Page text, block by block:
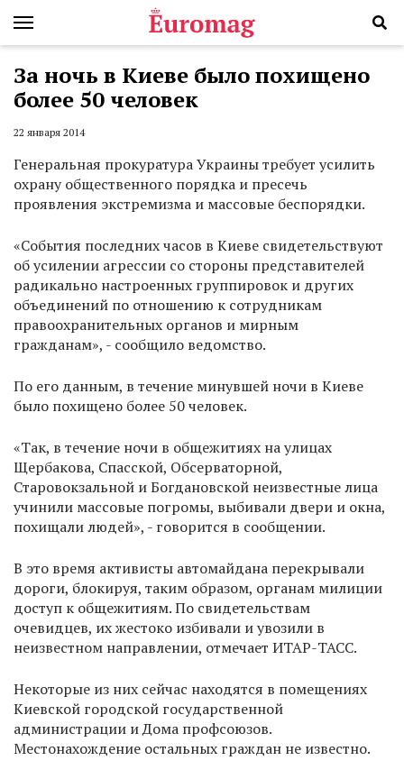
За ночь в Киеве было похищено
более 50 человек
22 января 2014
Генеральная прокуратура Украины требует усилить
охрану общественного порядка и пресечь
проявления экстремизма и массовые беспорядки.
«События последних часов в Киеве свидетельствуют
об усилении агрессии со стороны представителей
радикально настроенных группировок и других
объединений по отношению к сотрудникам
правоохранительных органов и мирным
гражданам», - сообщило ведомство.
По его данным, в течение минувшей ночи в Киеве
было похищено более 50 человек.
«Так, в течение ночи в общежитиях на улицах
Щербакова, Спасской, Обсерваторной,
Старовокзальной и Богдановской неизвестные лица
учинили массовые погромы, выбивали двери и окна,
похищали людей», - говорится в сообщении.
В это время активисты автомайдана перекрывали
дороги, блокируя, таким образом, органам милиции
доступ к общежитиям. По свидетельствам
очевидцев, их жестоко избивали и увозили в
неизвестном направлении, отмечает ИТАР-ТАСС.
Некоторые из них сейчас находятся в помещениях
Киевской городской государственной
администрации и Дома профсоюзов.
Местонахождение остальных граждан не известно.